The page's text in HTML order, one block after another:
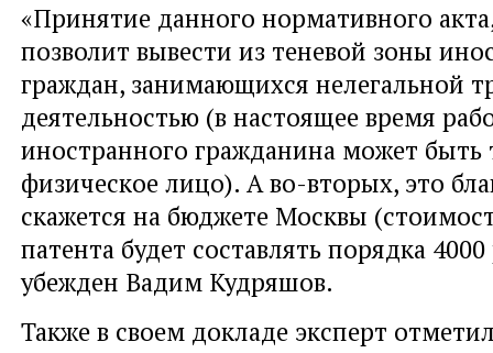
«Принятие данного нормативного
позволит вывести из теневой зоны
граждан, занимающихся нелегальной
деятельностью (в настоящее время
иностранного гражданина может быть
физическое лицо). А во-вторых, это
скажется на бюджете Москвы
патента будет составлять порядка
убежден Вадим Кудряшов.
Также в своем докладе эксперт